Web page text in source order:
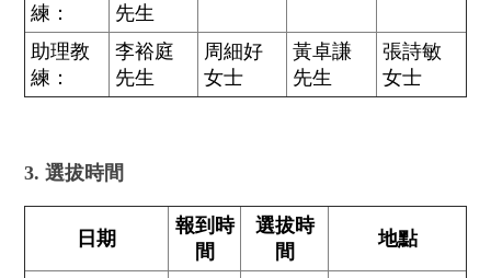
練：
先生
助理教
練：
李裕庭
先生
周細好
女士
黃卓謙
先生
張詩敏
女士
3. 選拔時間
日期
報到時
間
選拔時
間
地點